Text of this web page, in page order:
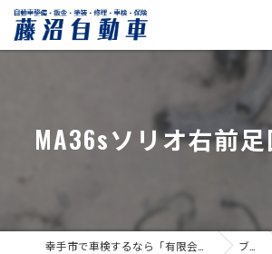
MA36sソリオ右前
ブログ